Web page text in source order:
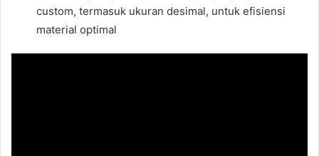
custom, termasuk ukuran desimal, untuk efisiensi
material optimal